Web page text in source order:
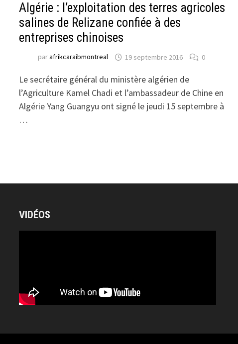
Algérie : l’exploitation des terres agricoles
salines de Relizane confiée à des
entreprises chinoises
parafrikcaraibmontreal 19 septembre 2016 0
Le secrétaire général du ministère algérien de
l’Agriculture Kamel Chadi et l’ambassadeur de Chine en
Algérie Yang Guangyu ont signé le jeudi 15 septembre à
…
VIDÉOS